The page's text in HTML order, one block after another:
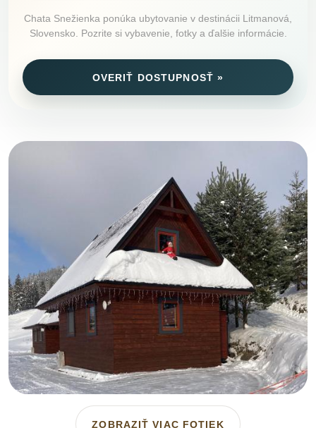
Chata Snežienka ponúka ubytovanie v destinácii Litmanová,
Slovensko. Pozrite si vybavenie, fotky a ďalšie informácie.
OVERIŤ DOSTUPNOSŤ »
ZOBRAZIŤ VIAC FOTIEK